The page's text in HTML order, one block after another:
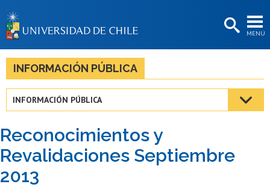
MENÚ
BIBLIOTECAS
LA UNIVERSIDAD
Estudiantes
Académicas/os
Funcionarias/os
INFORMACIÓN PÚBLICA
INFORMACIÓN PÚBLICA
Reconocimientos y
Revalidaciones Septiembre
2013